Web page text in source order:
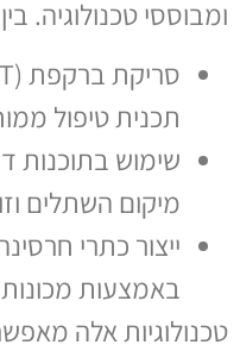
ומבוססי טכנולוגיה.
תכנית טיפול
שימוש בתוכנות
מיקום השתלים
ייצור כתרי
באמצעות מכונות CAD/CAM באותו יום.
טכנולוגיות אלה